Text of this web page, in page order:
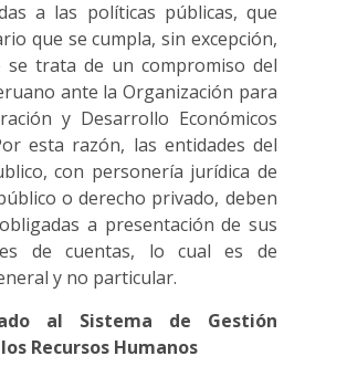
a las políticas públicas, que
que se cumpla, sin excepción,
se trata de un compromiso del
ante la Organización para
y Desarrollo Económicos
esta razón, las entidades del
con personería jurídica de
o derecho privado, deben
a presentación de sus
de cuentas, lo cual es de
y no particular.
al Sistema de Gestión
Recursos Humanos